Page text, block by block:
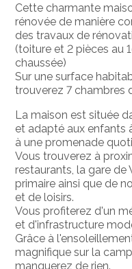
Cette charmante
rénovée de manière
des travaux de
(toiture et 2 pièces au
chaussée)
Sur une surface
trouverez 7 chambres
La maison est située
et adapté aux enfants
à une promenade
Vous trouverez à
restaurants, la gare de
primaire ainsi que de
et de loisirs.
Vous profiterez d'un
et d'infrastructure
Grâce à
magnifique sur la
manquerez de rien.